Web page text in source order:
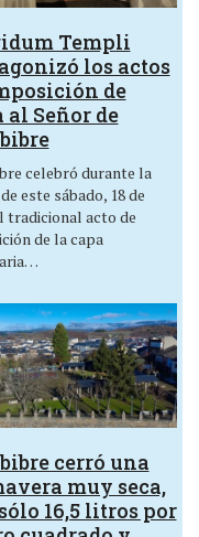
Templi
los actos
de
al Señor de
celebró durante la
este sábado, 18 de
tradicional acto de
de la capa
cerró una
muy seca,
16,5 litros por